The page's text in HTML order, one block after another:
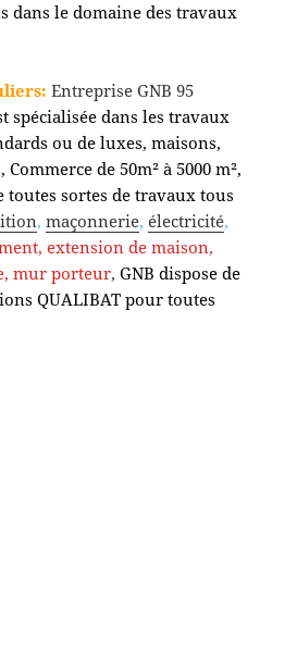
dans le domaine des travaux
Entreprise GNB 95
spécialisée dans les travaux
ou de luxes, maisons,
de 50m² à 5000 m²,
toutes sortes de travaux tous
,maçonnerie,électricité,
extension de maison,
mur porteur,GNB dispose de
QUALIBAT pour toutes